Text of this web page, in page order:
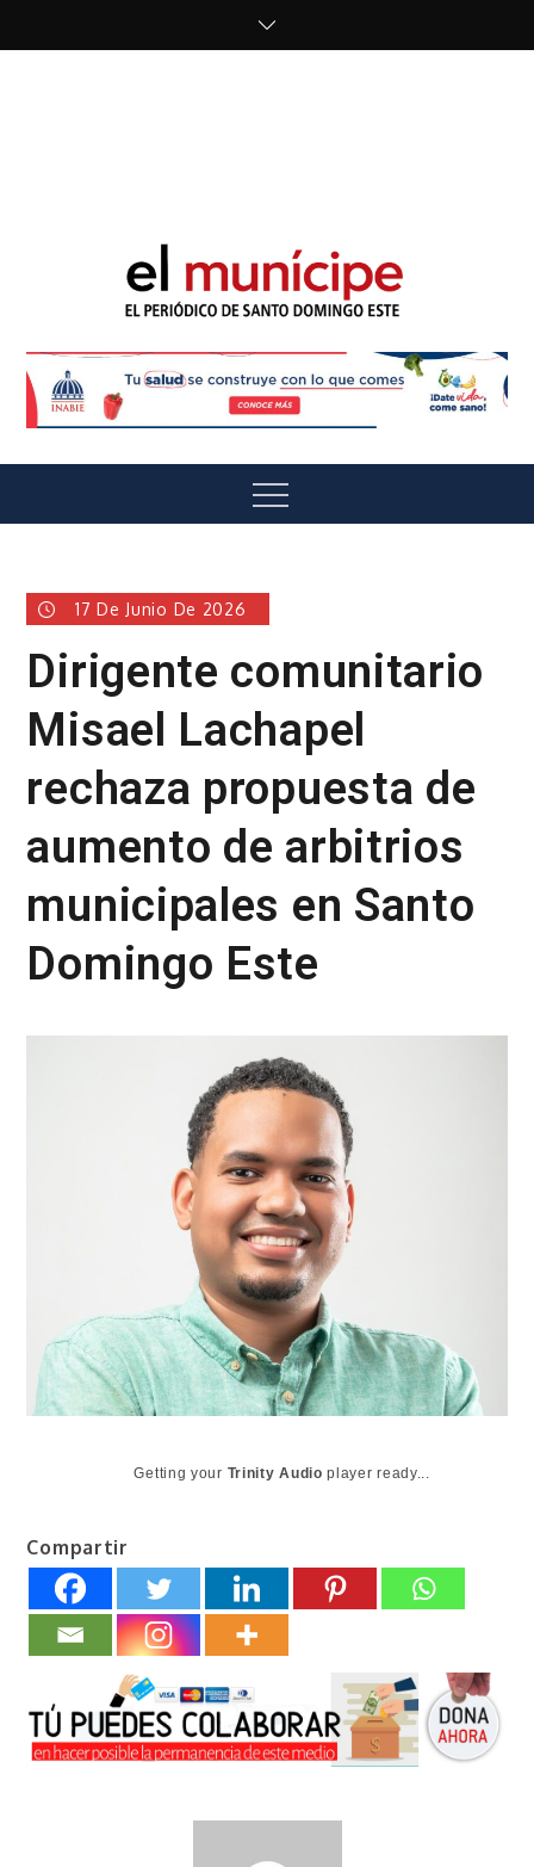
El Munícipe
Menu
17 De Junio De 2026
Dirigente comunitario
Misael Lachapel
rechaza propuesta de
aumento de arbitrios
municipales en Santo
Domingo Este
Getting your Trinity Audio player ready...
Compartir